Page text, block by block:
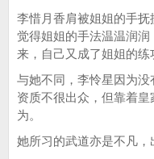
李惜月香肩被姐姐的手
觉得姐姐的手法温温润
来，自己又成了姐姐的练
与她不同，李怜星因为
资质不很出众，但靠着
为。
她所习的武道亦是不凡，